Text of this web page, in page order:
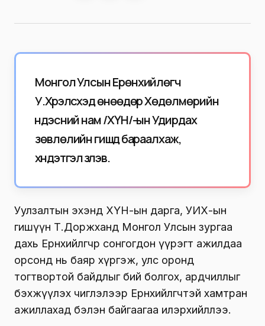
Монгол Улсын Ерөнхийлөгч
У.Хүрэлсүхэд өнөөдөр Хөдөлмөрийн
үндэсний нам /ХҮН/-ын Удирдах
зөвлөлийн гишүүд бараалхаж,
хүндэтгэл үзүүлэв.
Уулзалтын эхэнд ХҮН-ын дарга, УИХ-ын
гишүүн Т.Доржханд Монгол Улсын зургаа
дахь Ерөнхийлөгчөөр сонгогдон үүрэгт ажилдаа
орсонд нь баяр хүргэж, улс оронд
тогтвортой байдлыг бий болгох, ардчиллыг
бэхжүүлэх чиглэлээр Ерөнхийлөгчтэй хамтран
ажиллахад бэлэн байгаагаа илэрхийллээ.